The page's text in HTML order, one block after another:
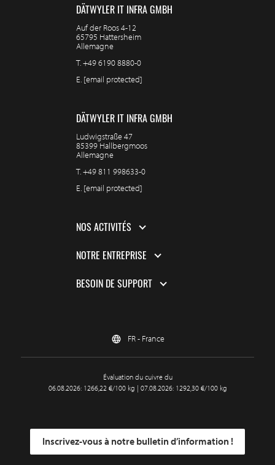
DÄTWYLER IT INFRA GMBH
Auf der Roos 4-12
65795 Hattersheim
Allemagne
T.+49 6190 8880-0
E. [email protected]
DÄTWYLER IT INFRA GMBH
Ludwigstraße 47
85399 Hallbergmoos
Allemagne
T.+49 811 998633-0
E. [email protected]
NOS ACTIVITÉS
NOTRE ENTREPRISE
BESOIN DE SUPPORT
FR - France
Évaluation du cuivre du
06.08.2026: 1266,22 €/100 kg | 07.08.2026: 1292,30 €/100 kg
Inscrivez-vous à notre bulletin d’information !